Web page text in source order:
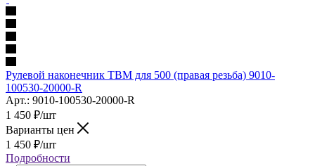
Рулевой наконечник TBM для 500 (правая резьба) 9010-
100530-20000-R
Арт.: 9010-100530-20000-R
1 450 ₽/шт
Варианты цен
1 450 ₽/шт
Подробности